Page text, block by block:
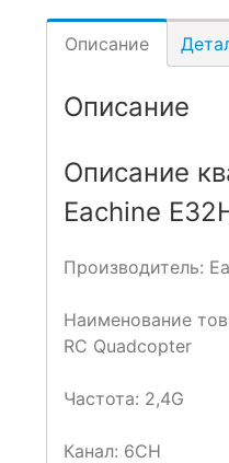
Описание
Описание
Описание
Eachine
Производитель:
Наименование
RC Quadcopter
Частота: 2,4G
Канал: 6CH